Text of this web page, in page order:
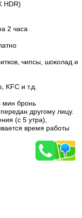
HDR)
2 часа
чипсы, шоколад и
KFC и т.д.
мин бронь
другому лицу.
(с 5 утра),
время работы